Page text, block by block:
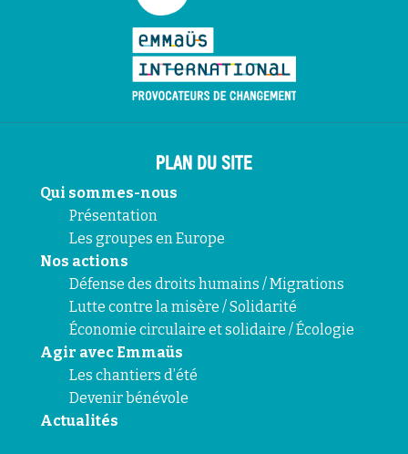
PLAN DU SITE
Qui sommes-nous
Présentation
Les groupes en Europe
Nos actions
Défense des droits humains / Migrations
Lutte contre la misère / Solidarité
Économie circulaire et solidaire / Écologie
Agir avec Emmaüs
Les chantiers d’été
Devenir bénévole
Actualités